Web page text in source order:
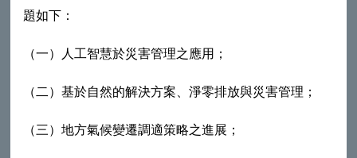
題如下：
（一）人工智慧於災害管理之應用；
（二）基於自然的解決方案、淨零排放與災害管理；
（三）地方氣候變遷調適策略之進展；